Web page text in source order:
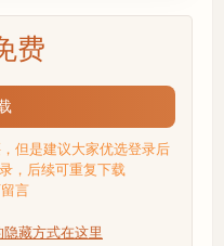
费
但是建议大家优选登录后
，后续可重复下载
言
藏方式在这里